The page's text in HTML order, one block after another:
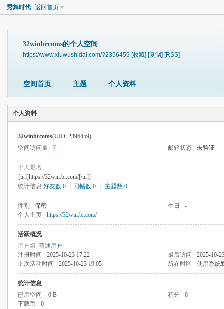
秀舞时代 返回首页
32winbrcoms的个人空间
https://www.xiuwushidai.com/?2396459 [收藏] [复制] [RSS]
空间首页 主题 个人资料
个人资料
32winbrcoms(UID: 2396459)
空间访问量
7 邮箱状态 未验证
个人签名
[url]https://32win.br.com/[/url]
统计信息 好友数 0 回帖数 0 主题数 0
性别 保密 生日
-
个人主页
https://32win.br.com/
活跃概况
用户组 普通用户
注册时间
2025-10-23 17:22 最后访问
2025-10-
上次活动时间
2025-10-23 19:05 所在时区 使用系统
统计信息
已用空间
0 B 积分
0
下载币
0